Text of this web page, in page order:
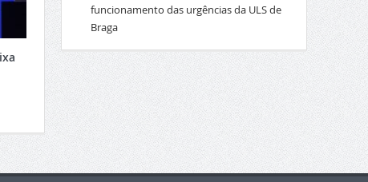
funcionamento das urgências da ULS de
Braga